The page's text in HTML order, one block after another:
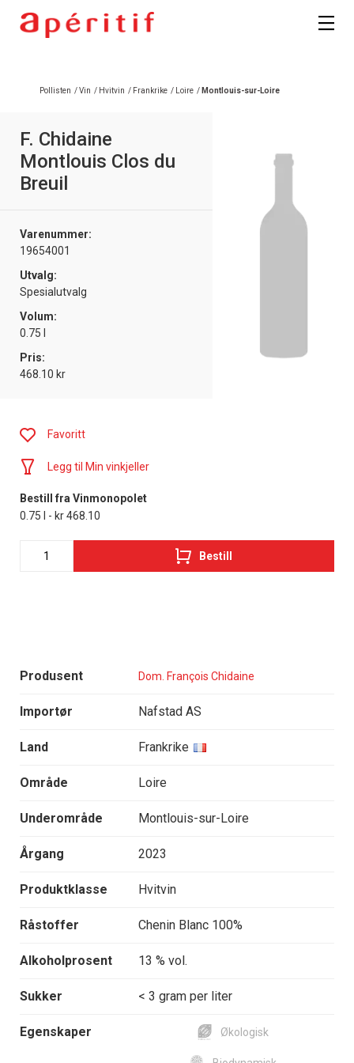
Pollisten /Vin / Hvitvin / Frankrike / Loire / Montlouis-sur-Loire
F. Chidaine
Montlouis Clos du
Breuil
Varenummer:
19654001
Utvalg:
Spesialutvalg
Volum:
0.75 l
Pris:
468.10 kr
Produsent Dom. François Chidaine
Importør Nafstad AS
Land Frankrike
Område Loire
Underområde Montlouis-sur-Loire
Årgang 2023
Produktklasse Hvitvin
Råstoffer Chenin Blanc 100%
Alkoholprosent 13 % vol.
Sukker < 3 gram per liter
Egenskaper Økologisk
Favoritt
Legg til Min vinkjeller
Bestill fra Vinmonopolet
0.75 l - kr 468.10
Bestill